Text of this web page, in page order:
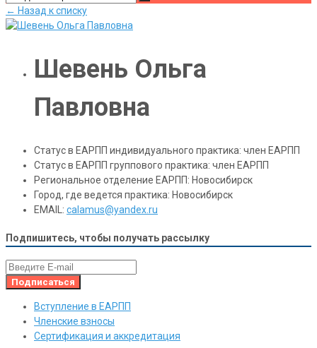
← Назад к списку
Шевень Ольга
Павловна
Статус в ЕАРПП индивидуального практика: член ЕАРПП
Статус в ЕАРПП группового практика: член ЕАРПП
Региональное отделение ЕАРПП: Новосибирск
Город, где ведется практика: Новосибирск
EMAIL: calamus@yandex.ru
Подпишитесь, чтобы получать рассылку
Вступление в ЕАРПП
Членские взносы
Сертификация и аккредитация